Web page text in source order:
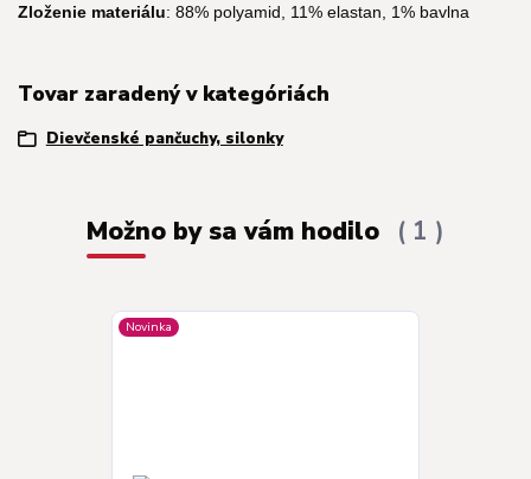
Zloženie materiálu: 88% polyamid, 11% elastan, 1% bavlna
Tovar zaradený v kategóriách
Dievčenské pančuchy, silonky
Možno by sa vám hodilo 1
Novinka